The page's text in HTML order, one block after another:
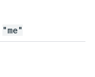
"me"